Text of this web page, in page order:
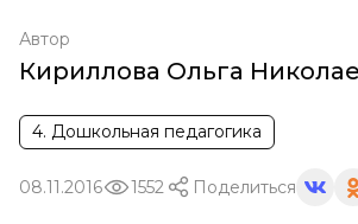
Автор
Кириллова Ольга
4. Дошкольная педагогика
08.11.2016 1552 Поделиться